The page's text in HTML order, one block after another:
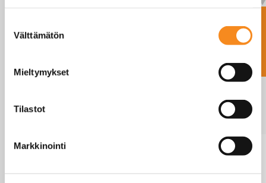
valinta
Välttämätön
Mieltymykset
Tilastot
Markkinointi
koko
(kg)
(g)
GEX-
0,1
FZ60K-
GEX-
Ota yhteyttä